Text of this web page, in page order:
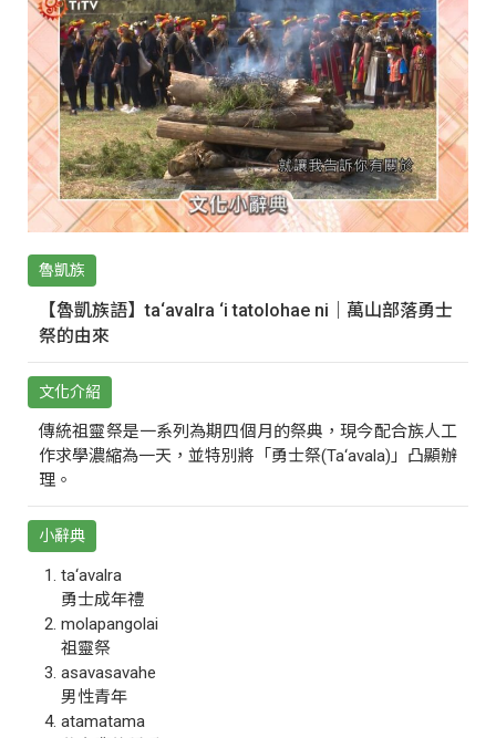
魯凱族
【魯凱族語】ta‘avalra ‘i tatolohae ni｜萬山部落勇士
祭的由來
文化介紹
傳統祖靈祭是一系列為期四個月的祭典，現今配合族人工
作求學濃縮為一天，並特別將「勇士祭(Ta‘avala)」凸顯辦
理。
小辭典
ta‘avalra
勇士成年禮
molapangolai
祖靈祭
asavasavahe
男性青年
atamatama